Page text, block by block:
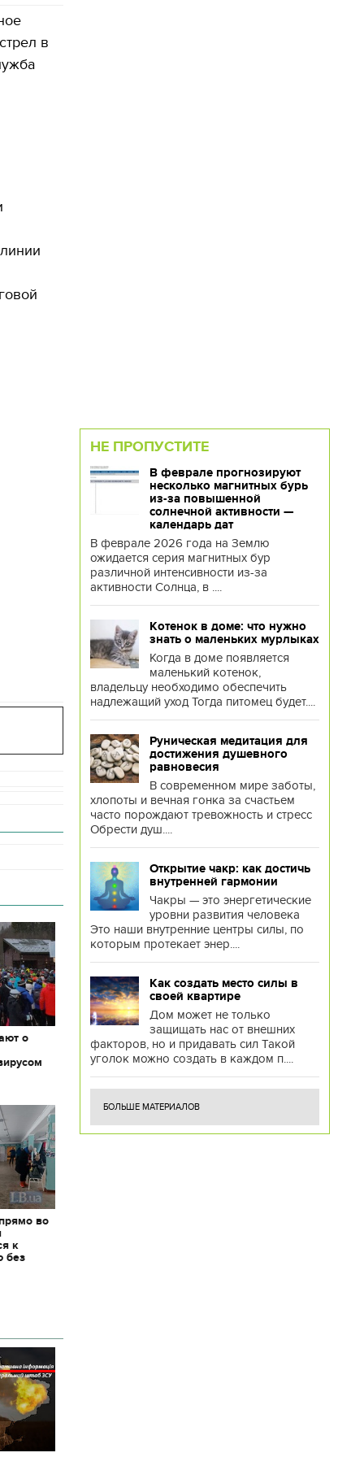
в
о
во
к
без
НЕ ПРОПУСТИТЕ
В феврале прогнозируют
несколько магнитных бурь
из-за повышенной
солнечной активности —
календарь дат
В феврале 2026 года на Землю
ожидается серия магнитных бур
различной интенсивности из-за
активности Солнца, в ....
Котенок в доме: что нужно
знать о маленьких мурлыках
Когда в доме появляется
маленький котенок,
владельцу необходимо обеспечить
надлежащий уход Тогда питомец будет....
Руническая медитация для
достижения душевного
равновесия
В современном мире заботы,
хлопоты и вечная гонка за счастьем
часто порождают тревожность и стресс
Обрести душ....
Открытие чакр: как достичь
внутренней гармонии
Чакры — это энергетические
уровни развития человека
Это наши внутренние центры силы, по
которым протекает энер....
Как создать место силы в
своей квартире
Дом может не только
защищать нас от внешних
факторов, но и придавать сил Такой
уголок можно создать в каждом п....
БОЛЬШЕ МАТЕРИАЛОВ